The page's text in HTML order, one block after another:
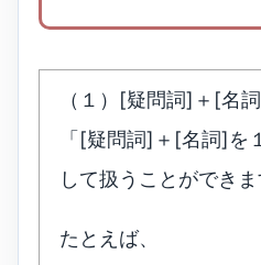
（１）[疑問詞]＋[名
「[疑問詞]＋[名詞]を
して扱うことができま
たとえば、